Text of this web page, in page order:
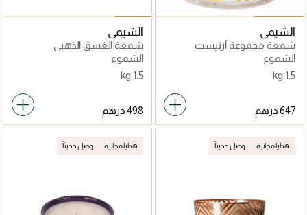
الشيمي
شمعة مجموعة أرتيست
الشموع
1.5 kg
الشيمي
شمعة الغسق الذهبي
الشموع
1.5 kg
هدايا مجانية وصل حديثاً هدايا مجانية وصل حديثاً